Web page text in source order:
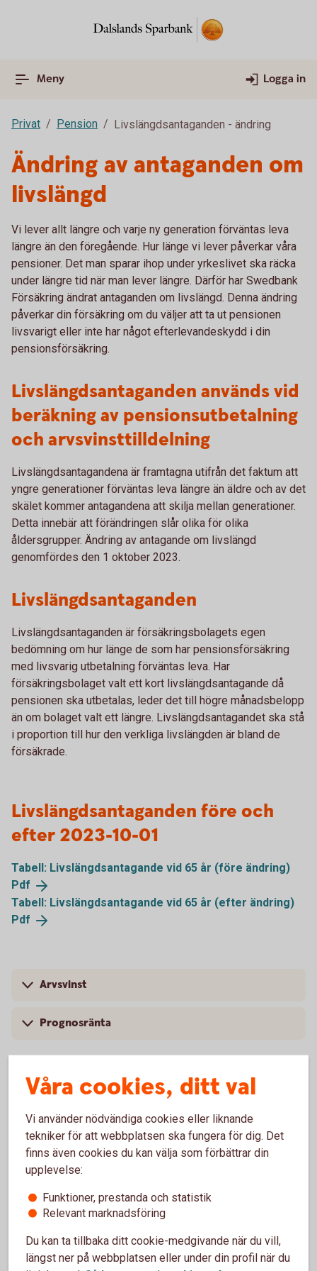
Meny Logga in
Privat Pension Livslängdsantaganden - ändring
Ändring av antaganden om
livslängd
Vi lever allt längre och varje ny generation förväntas leva
längre än den föregående. Hur länge vi lever påverkar våra
pensioner. Det man sparar ihop under yrkeslivet ska räcka
under längre tid när man lever längre. Därför har Swedbank
Försäkring ändrat antaganden om livslängd. Denna ändring
påverkar din försäkring om du väljer att ta ut pensionen
livsvarigt eller inte har något efterlevandeskydd i din
pensionsförsäkring.
Livslängdsantaganden används vid
beräkning av pensionsutbetalning
och arvsvinsttilldelning
Livslängdsantagandena är framtagna utifrån det faktum att
yngre generationer förväntas leva längre än äldre och av det
skälet kommer antagandena att skilja mellan generationer.
Detta innebär att förändringen slår olika för olika
åldersgrupper. Ändring av antagande om livslängd
genomfördes den 1 oktober 2023.
Livslängdsantaganden
Livslängdsantaganden är försäkringsbolagets egen
bedömning om hur länge de som har pensionsförsäkring
med livsvarig utbetalning förväntas leva. Har
försäkringsbolaget valt ett kort livslängdsantagande då
pensionen ska utbetalas, leder det till högre månadsbelopp
än om bolaget valt ett längre. Livslängdsantagandet ska stå
i proportion till hur den verkliga livslängden är bland de
försäkrade.
Livslängdsantaganden före och
efter 2023-10-01
Tabell: Livslängdsantagande vid 65 år (före ändring)
Pdf
Tabell: Livslängdsantagande vid 65 år (efter ändring)
Pdf
Arvsvinst
Prognosränta
Arvsvinsttilldelning före och efter
2023-10-01
Arvsvinsttilldelning före 2023-10-01
Tabellen nedan visar storlek på årlig arvsvinst per 1 000
SEK i pensionskapital för respektive ålder till och med
återbetalningsskydd.
Våra cookies, ditt val
Vi använder nödvändiga cookies eller liknande
tekniker för att webbplatsen ska fungera för dig. Det
finns även cookies du kan välja som förbättrar din
upplevelse:
Funktioner, prestanda och statistik
Relevant marknadsföring
Du kan ta tillbaka ditt cookie-medgivande när du vill,
längst ner på webbplatsen eller under din profil när du